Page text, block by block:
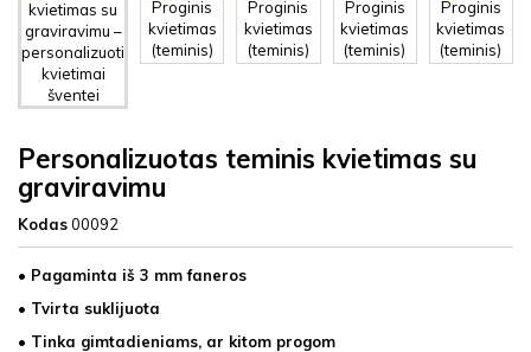
Personalizuotas teminis kvietimas su
graviravimu
Kodas00092
• Pagaminta iš 3 mm faneros
• Tvirta suklijuota
• Tinka gimtadieniams, ar kitom progom